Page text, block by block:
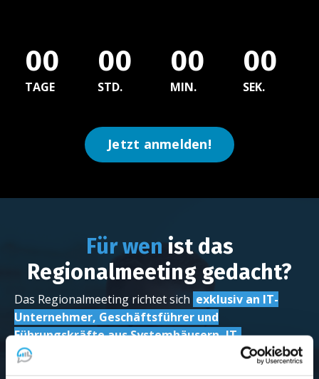
00
TAGE
00
STD.
00
MIN.
00
SEK.
Jetzt anmelden!
Für wen ist das
Regionalmeeting gedacht?
Das Regionalmeeting richtet sich exklusiv an IT-
Unternehmer, Geschäftsführer und
Führungskräfte aus Systemhäusern, IT-
Dienstleistern und Softwareunternehmen,die
Kunden der Mike Bergmann Akademie sind und